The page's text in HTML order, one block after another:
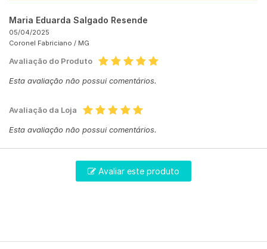
Maria Eduarda Salgado Resende
05/04/2025
Coronel Fabriciano / MG
Avaliação do Produto
Esta avaliação não possui comentários.
Avaliação da Loja
Esta avaliação não possui comentários.
Avaliar este produto